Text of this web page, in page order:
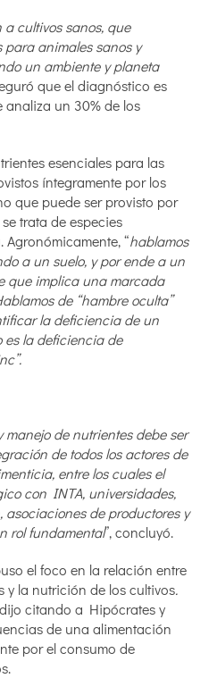
a cultivos sanos, que
animales sanos y
un ambiente y planeta
que el diagnóstico es
analiza un 30% de los
esenciales para las
íntegramente por los
que puede ser provisto por
trata de especies
“hablamos
a un suelo, y por ende a un
que implica una marcada
de “hambre oculta”
la deficiencia de un
es la deficiencia de
manejo de nutrientes debe ser
de todos los actores de
entre los cuales el
con INTA, universidades,
asociaciones de productores y
rol fundamental”, concluyó.
el foco en la relación entre
y la nutrición de los cultivos.
dijo citando a Hipócrates y
de una alimentación
por el consumo de